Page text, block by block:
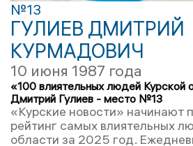
№13
ГУЛИЕВ ДМИТРИЙ
КУРМАДОВИЧ
10 июня 1987 года
«100 влиятельных людей Курской
Дмитрий Гулиев - место №13
«Курские новости» начинают
рейтинг самых влиятельных
области за 2025 год.